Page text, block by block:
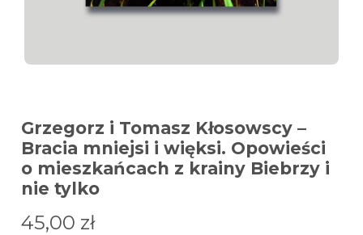
Grzegorz i Tomasz Kłosowscy –
Bracia mniejsi i więksi. Opowieści
o mieszkańcach z krainy Biebrzy i
nie tylko
45,00 zł